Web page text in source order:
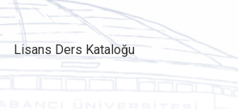
Lisans Ders Kataloğu